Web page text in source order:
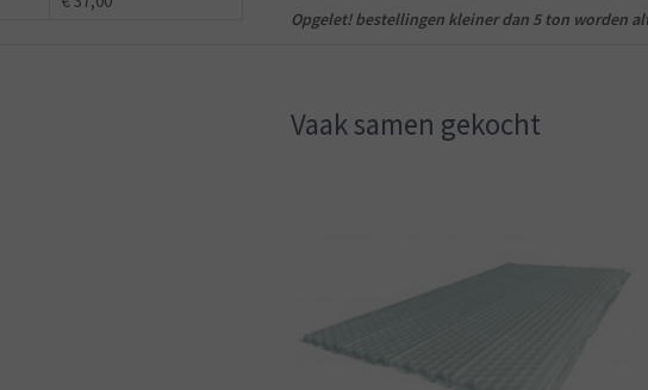
Opgelet! bestellingen kleiner dan 5 ton worden
Vaak samen gekocht